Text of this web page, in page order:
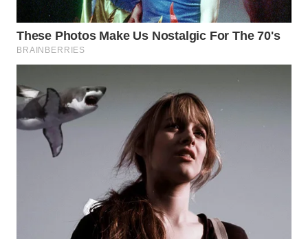
TENGAH
WN DELI
WN
TEBING
TINGGI
KARAWANG